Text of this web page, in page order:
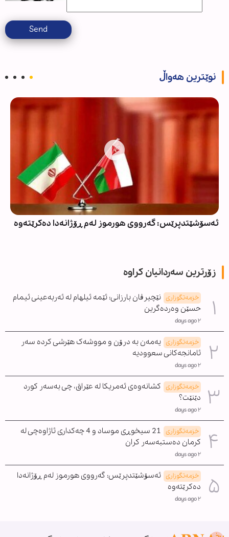
Send
نوێترین هەواڵ
ئەسۆشێتدپرێس: گەرووی هورموز لەم ڕۆژانەدا دەکرێتەوە
زۆرترین سەردانیان کراوە
خزمەتگوزاری نێچیرڤان بارزانی: ئێمە ئیلهام لە ئەربەعینی ئیمام
حسێن وەردەگرین
٢ days ago
خزمەتگوزاری یەمەن بە درۆن و مووشەک هێرشی کردە سەر
ئامانجەکانی سعوودیە
٢ days ago
خزمەتگوزاری کشانەوەی ئەمریکا لە عێراق، چی بەسەر کورد
دێنێت؟
٢ days ago
خزمەتگوزاری
21 سیخوڕی موساد و 4 چەکداری ئاژاوەچی لە
کرمان دەستبەسەر کران
٢ days ago
خزمەتگوزاری ئەسۆشێتدپرێس: گەرووی هورموز لەم ڕۆژانەدا
دەکرێتەوە
٢ days ago